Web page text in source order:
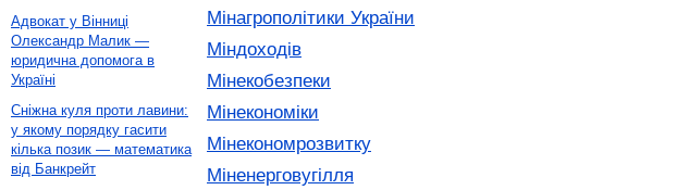
Мінагрополітики України
Міндоходів
Мінекобезпеки
Мінекономіки
Мінекономрозвитку
Міненерговугілля
Адвокат у Вінниці
Олександр Малик —
юридична допомога в
Україні
Сніжна куля проти лавини:
у якому порядку гасити
кілька позик — математика
від Банкрейт